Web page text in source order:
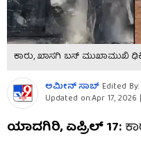
ಕಾರು, ಖಾಸಗಿ ಬಸ್​​ ಮುಖಾಮುಖಿ
ಅಮೀನ್​ ಸಾಬ್​ Edited By:
Updated on:Apr 17, 2026
ಯಾದಗಿರಿ, ಏಪ್ರಿಲ್​​ 17: